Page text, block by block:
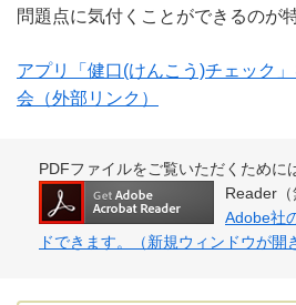
問題点に気付くことができるのが
アプリ「健口(けんこう)チェック
会（外部リンク）
PDFファイルをご覧いただくために
Reader（
Adobe社
ドできます。（新規ウィンドウが開